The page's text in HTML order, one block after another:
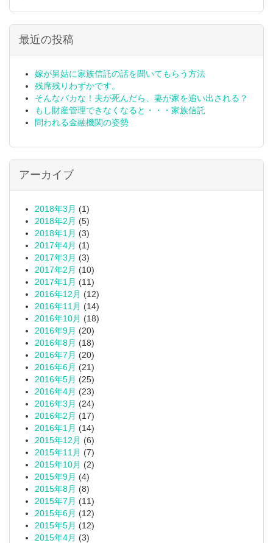
最近の投稿
嫁が舅姑に家族信託の話を聞いてもらう方法
残席残りわずかです。
そんなバカな！夫が死んだら、妻が家を追い出される？
もし財産管理できなくなると・・・家族信託
問われる金融機関の姿勢
アーカイブ
2018年3月 (1)
2018年2月 (5)
2018年1月 (3)
2017年4月 (1)
2017年3月 (3)
2017年2月 (10)
2017年1月 (11)
2016年12月 (12)
2016年11月 (14)
2016年10月 (18)
2016年9月 (20)
2016年8月 (18)
2016年7月 (20)
2016年6月 (21)
2016年5月 (25)
2016年4月 (23)
2016年3月 (24)
2016年2月 (17)
2016年1月 (14)
2015年12月 (6)
2015年11月 (7)
2015年10月 (2)
2015年9月 (4)
2015年8月 (8)
2015年7月 (11)
2015年6月 (12)
2015年5月 (12)
2015年4月 (3)